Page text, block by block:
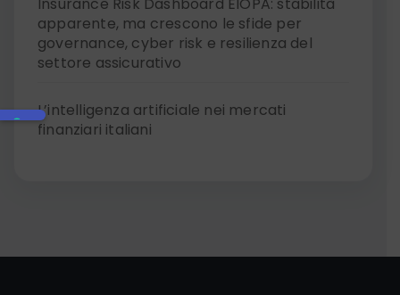
Insurance Risk Dashboard EIOPA: stabilità
apparente, ma crescono le sfide per
governance, cyber risk e resilienza del
settore assicurativo
L’intelligenza artificiale nei mercati
finanziari italiani